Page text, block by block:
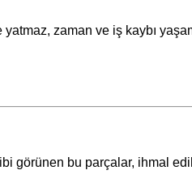
zaman ve iş kaybı
görünen bu parçalar, ihmal